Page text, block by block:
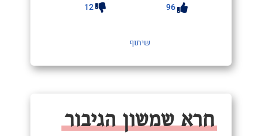
96
12
שיתוף
חרא שמשון הגיבור